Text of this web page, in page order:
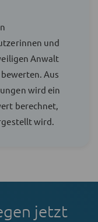
und
Anwalt
Aus
wird ein
berechnet,
wird.
jetzt